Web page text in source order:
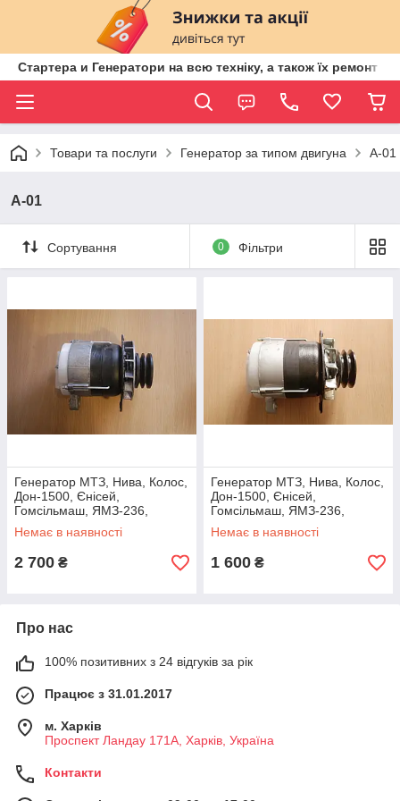
Стартера и Генератори на всю техніку, а також їх ремонт
Товари та послуги Генератор за типом двигуна А-01
А-01
Сортування 0 Фільтри
Генератор МТЗ, Нива, Колос,
Дон-1500, Єнісей,
Гомсільмаш, ЯМЗ-236,
ЯМЗ-238К, Г997.3701, 28в
1квт
Немає в наявності
2 700 ₴
Генератор МТЗ, Нива, Колос,
Дон-1500, Єнісей,
Гомсільмаш, ЯМЗ-236,
ЯМЗ-238К, Г997.3701, 28в
1квт
Немає в наявності
1 600 ₴
Про нас
100% позитивних з 24 відгуків за рік
Працює з 31.01.2017
м. Харків
Проспект Ландау 171А, Харків, Україна
Контакти